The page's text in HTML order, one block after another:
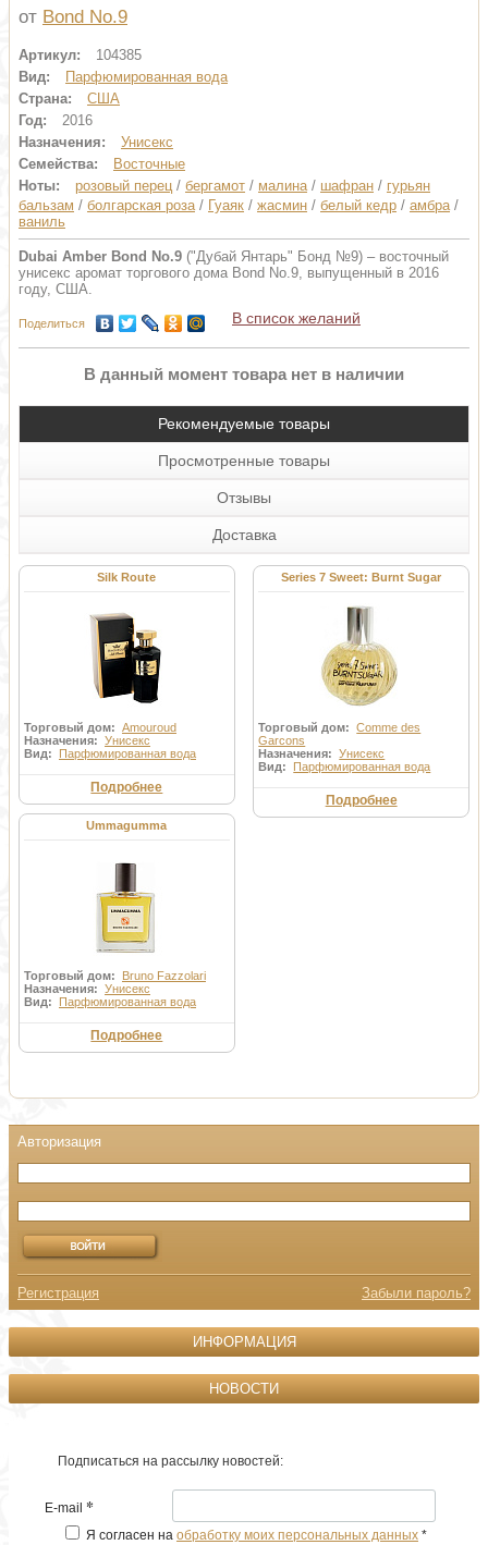
от Bond No.9
Артикул:
104385
Вид:
Парфюмированная вода
Страна:
США
Год:
2016
Назначения:
Унисекс
Семейства:
Восточные
Ноты:
розовый перец / бергамот / малина/ шафран / гурьян
бальзам / болгарская роза/ Гуаяк / жасмин / белый кедр / амбра/
ваниль
Dubai Amber Bond No.9 ("Дубай Янтарь" Бонд №9) – восточный
унисекс аромат торгового дома Bond No.9, выпущенный в 2016
году, США.
Поделиться В список желаний
В данный момент товара нет в наличии
Рекомендуемые товары
Просмотренные товары
Отзывы
Доставка
Silk Route
Торговый дом: Amouroud
Назначения: Унисекс
Вид:
Парфюмированная вода
Подробнее
Series 7 Sweet: Burnt Sugar
Торговый дом:Comme des
Garcons
Назначения:Унисекс
Вид:
Парфюмированная вода
Подробнее
Ummagumma
Торговый дом:
Bruno Fazzolari
Назначения: Унисекс
Вид:
Парфюмированная вода
Подробнее
Регистрация Забыли пароль?
ИНФОРМАЦИЯ
НОВОСТИ
Подписаться на рассылку новостей:
E-mail *
Я согласен на обработку моих персональных данных *